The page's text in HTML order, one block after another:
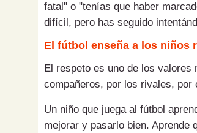
fatal" o "tenías que haber
difícil, pero has seguido
El fútbol enseña a los niños
El respeto es uno de los
compañeros, por los rivales, por
Un niño que juega al fútbol
mejorar y pasarlo bien. Aprende